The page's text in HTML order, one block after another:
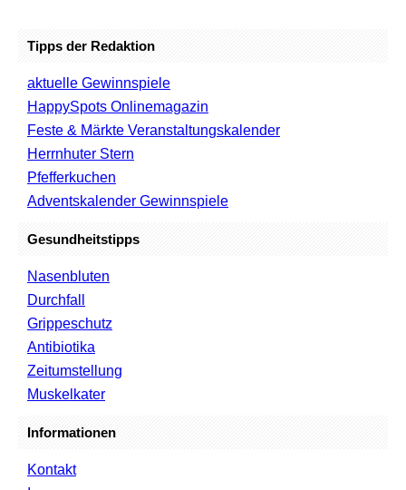
Tipps der Redaktion
aktuelle Gewinnspiele
HappySpots Onlinemagazin
Feste & Märkte Veranstaltungskalender
Herrnhuter Stern
Pfefferkuchen
Adventskalender Gewinnspiele
Gesundheitstipps
Nasenbluten
Durchfall
Grippeschutz
Antibiotika
Zeitumstellung
Muskelkater
Informationen
Kontakt